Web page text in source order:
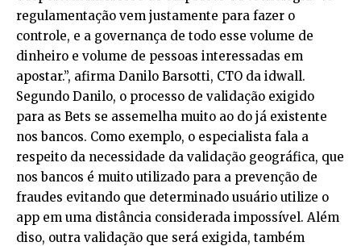
regulamentação vem justamente para fazer o
controle, e a governança de todo esse volume de
dinheiro e volume de pessoas interessadas em
apostar.”, afirma Danilo Barsotti, CTO da idwall.
Segundo Danilo, o processo de validação exigido
para as Bets se assemelha muito ao do já existente
nos bancos. Como exemplo, o especialista fala a
respeito da necessidade da validação geográfica, que
nos bancos é muito utilizado para a prevenção de
fraudes evitando que determinado usuário utilize o
app em uma distância considerada impossível. Além
diso, outra validação que será exigida, também